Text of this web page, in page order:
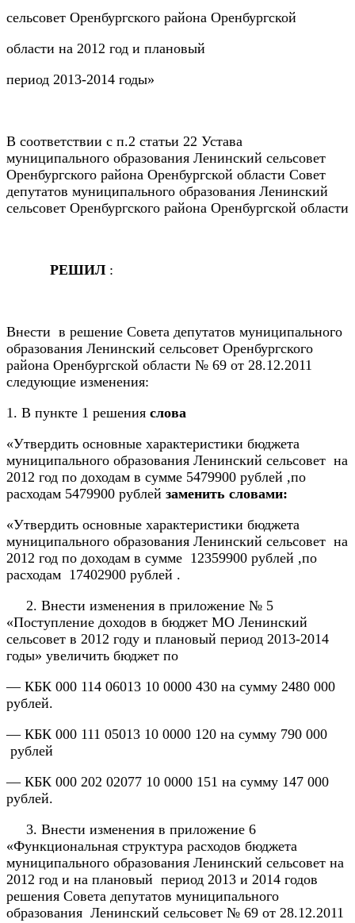
сельсовет Оренбургского района Оренбургской
области на 2012 год и плановый
период 2013-2014 годы»
В соответствии с п.2 статьи 22 Устава
муниципального образования Ленинский сельсовет
Оренбургского района Оренбургской области Совет
депутатов муниципального образования Ленинский
сельсовет Оренбургского района Оренбургской области
РЕШИЛ :
Внести в решение Совета депутатов муниципального
образования Ленинский сельсовет Оренбургского
района Оренбургской области № 69 от 28.12.2011
следующие изменения:
1. В пункте 1 решения слова
«Утвердить основные характеристики бюджета
муниципального образования Ленинский сельсовет на
2012 год по доходам в сумме 5479900 рублей ,по
расходам 5479900 рублей заменить словами:
«Утвердить основные характеристики бюджета
муниципального образования Ленинский сельсовет на
2012 год по доходам в сумме 12359900 рублей ,по
расходам 17402900 рублей .
2. Внести изменения в приложение № 5
«Поступление доходов в бюджет МО Ленинский
сельсовет в 2012 году и плановый период 2013-2014
годы» увеличить бюджет по
— КБК 000 114 06013 10 0000 430 на сумму 2480 000
рублей.
— КБК 000 111 05013 10 0000 120 на сумму 790 000
рублей
— КБК 000 202 02077 10 0000 151 на сумму 147 000
рублей.
3. Внести изменения в приложение 6
«Функциональная структура расходов бюджета
муниципального образования Ленинский сельсовет на
2012 год и на плановый период 2013 и 2014 годов
решения Совета депутатов муниципального
образования Ленинский сельсовет № 69 от 28.12.2011